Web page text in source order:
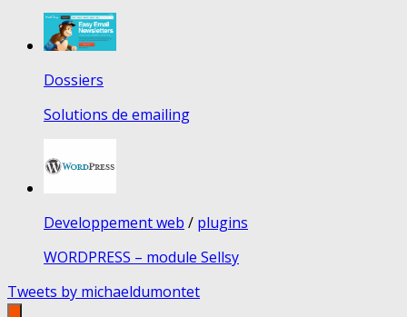
Dossiers
Solutions de emailing
Developpement web / plugins
WORDPRESS – module Sellsy
Tweets by michaeldumontet